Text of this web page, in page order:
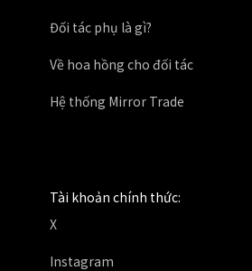
Đối tác phụ là gì?
Về hoa hồng cho đối tác
Hệ thống Mirror Trade
Tài khoản chính thức:
X
Instagram